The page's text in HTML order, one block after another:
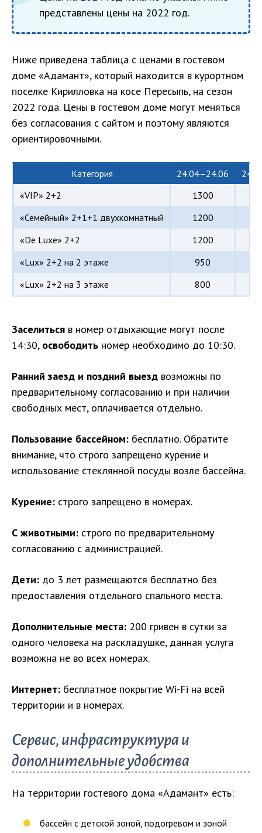
представлены цены на 2022 год.
Ниже приведена таблица с ценами в гостевом
доме «Адамант», который находится в курортном
поселке Кирилловка на косе Пересыпь, на сезон
2022 года. Цены в гостевом доме могут меняться
без согласования с сайтом и поэтому являются
ориентировочными.
Категория 24.04–24.06
«VIP» 2+2
1300
«Семейный» 2+1+1 двухкомнатный
1200
«De Luxe» 2+2
1200
«Lux» 2+2 на 2 этаже
950
«Lux» 2+2 на 3 этаже
800
Заселиться в номер отдыхающие могут после
14:30, освободить номер необходимо до 10:30.
Ранний заезд и поздний выезд возможны по
предварительному согласованию и при наличии
свободных мест, оплачивается отдельно.
Пользование бассейном: бесплатно. Обратите
внимание, что строго запрещено курение и
использование стеклянной посуды возле бассейна.
Курение: строго запрещено в номерах.
С животными: строго по предварительному
согласованию с администрацией.
Дети: до 3 лет размещаются бесплатно без
предоставления отдельного спального места.
Дополнительные места: 200 гривен в сутки за
одного человека на раскладушке, данная услуга
возможна не во всех номерах.
Интернет: бесплатное покрытие Wi-Fi на всей
территории и в номерах.
Сервис, инфраструктура и
дополнительные удобства
На территории гостевого дома «Адамант» есть:
бассейн с детской зоной, подогревом и зоной